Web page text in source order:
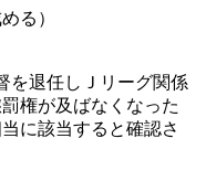
る）
を退任しＪリーグ関係
権が及ばなくなった
に該当すると確認さ